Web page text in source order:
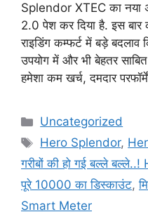
Splendor XTEC का नया
2.0 पेश कर दिया है. इस
राइडिंग कम्फर्ट में बड़े
उपयोग में और भी बेहतर
हमेशा कम खर्च, दमदार
Categories
Uncategorized
Tags
Hero Splendor,
गरीबों की हो गई बल्ले
पूरे 10000 का डिस्काउंट,
Smart Meter